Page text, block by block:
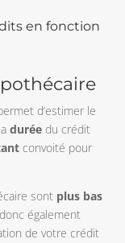
en fonction
d’estimer le
durée du crédit
convoité pour
sont plus bas
également
de votre crédit